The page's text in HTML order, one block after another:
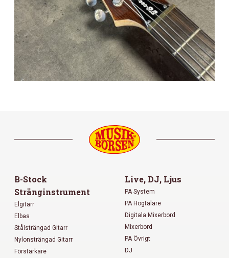
B-Stock
Stränginstrument
Elgitarr
Elbas
Stålsträngad Gitarr
Nylonsträngad Gitarr
Förstärkare
Live, DJ, Ljus
PA System
PA Högtalare
Digitala Mixerbord
Mixerbord
PA Övrigt
DJ